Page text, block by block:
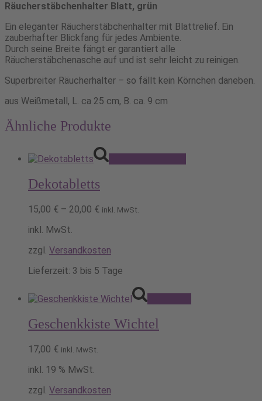
Räucherstäbchenhalter Blatt, grün
Ein eleganter Räucherstäbchenhalter mit Blattrelief. Ein
zauberhafter Blickfang für jedes Ambiente.
Durch seine Breite fängt er garantiert alle
Räucherstäbchenasche auf und ist sehr leicht zu reinigen.
Superbreiter Räucherhalter – so fällt kein Körnchen daneben.
aus Weißmetall, L. ca 25 cm, B. ca. 9 cm
Ähnliche Produkte
Dieses
Produkt
werden
Dekotabletts
15,00 € – 20,00 € inkl. MwSt.
inkl. MwSt.
zzgl. Versandkosten
Lieferzeit: 3 bis 5 Tage
Geschenkkiste Wichtel
17,00 € inkl. MwSt.
inkl. 19 % MwSt.
zzgl. Versandkosten